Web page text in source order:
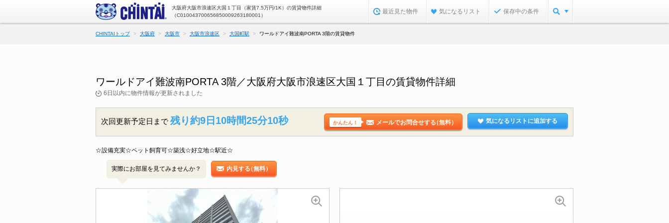
大阪府大阪市浪速区大国１丁目（家賃7.5万円/1K）の賃貸物件詳細
（C010043700656850009263180001）
最近見た物件 気になるリスト 保存中の条件
CHINTAIトップ 大阪府 大阪市 大阪市浪速区 大国町駅 ワールドアイ難波南PORTA 3階の賃貸物件
ワールドアイ難波南PORTA 3階／大阪府大阪市浪速区大国１丁目の賃貸物件詳細
6日以内に物件情報が更新されました
次回更新予定日まで 残り約9日10時間25分9秒 かんたん！ メールでお問合せする（無料） 気になるリストに追加する
☆設備充実☆ペット飼育可☆築浅☆好立地☆駅近☆
実際にお部屋を見てみませんか？ 内見する（無料）